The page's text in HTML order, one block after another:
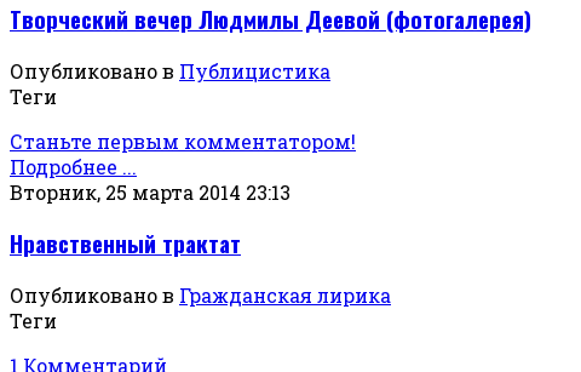
Творческий вечер Людмилы Деевой (фотогалерея)
Опубликовано в Публицистика
Теги
Станьте первым комментатором!
Подробнее ...
Вторник, 25 марта 2014 23:13
Нравственный трактат
Опубликовано в Гражданская лирика
Теги
1 Комментарий